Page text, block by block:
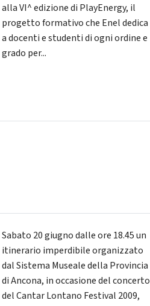
alla VI^ edizione di PlayEnergy, il
progetto formativo che Enel dedica
a docenti e studenti di ogni ordine e
grado per...
Sabato 20 giugno dalle ore 18.45 un
itinerario imperdibile organizzato
dal Sistema Museale della Provincia
di Ancona, in occasione del concerto
del Cantar Lontano Festival 2009,